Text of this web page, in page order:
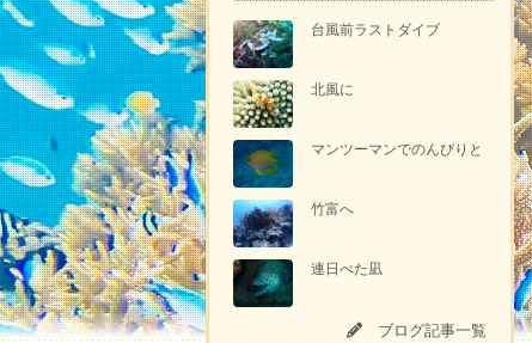
台風前ラストダイブ
北風に
マンツーマンでのんびりと
竹富へ
連日べた凪
ブログ記事一覧